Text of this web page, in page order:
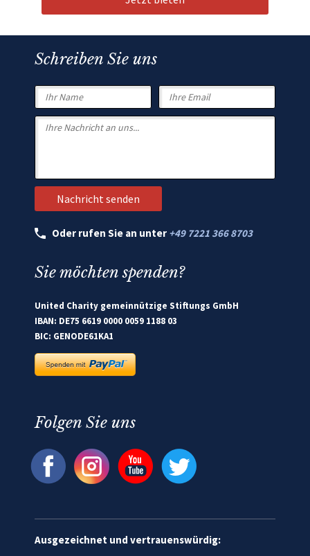
Schreiben Sie uns
Oder rufen Sie an unter +49 7221 366 8703
Sie möchten spenden?
United Charity gemeinnützige Stiftungs GmbH
IBAN: DE75 6619 0000 0059 1188 03
BIC: GENODE61KA1
Folgen Sie uns
Ausgezeichnet und vertrauenswürdig: